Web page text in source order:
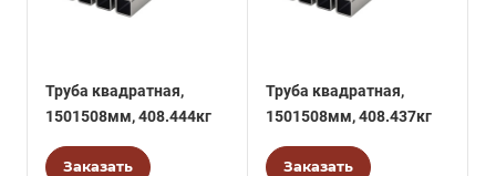
Труба квадратная,
1501508мм, 408.444кг
Заказать
Труба квадратная,
1501508мм, 408.437кг
Заказать